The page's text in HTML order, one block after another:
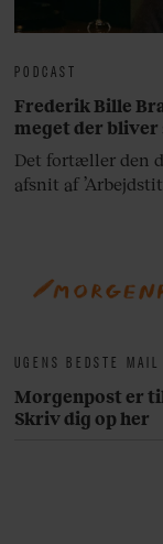
UGENS BEDSTE MAIL
Morgenpost er
Skriv dig op her
PODCAST
Frederik Bille
meget der
Det fortæller den
afsnit af